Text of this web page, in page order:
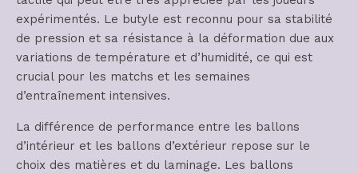
expérimentés. Le butyle est reconnu pour sa stabilité
de pression et sa résistance à la déformation due aux
variations de température et d’humidité, ce qui est
crucial pour les matchs et les semaines
d’entraînement intensives.
La différence de performance entre les ballons
d’intérieur et les ballons d’extérieur repose sur le
choix des matières et du laminage. Les ballons